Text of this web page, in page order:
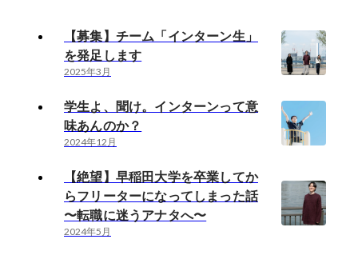
【募集】チーム「インターン生」
を発足します
2025年3月
学生よ、聞け。インターンって意
味あんのか？
2024年12月
【絶望】早稲田大学を卒業してか
らフリーターになってしまった話
〜転職に迷うアナタへ〜
2024年5月